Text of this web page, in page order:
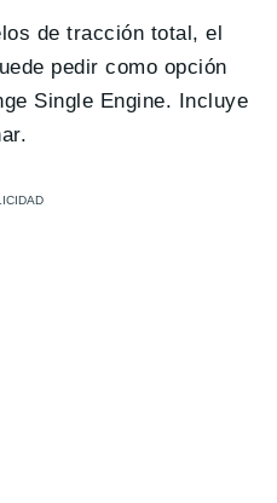
de tracción total, el
pedir como opción
Single Engine. Incluye